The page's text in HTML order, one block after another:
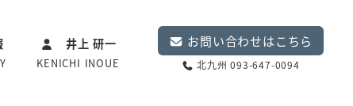
井上 研一
KENICHI INOUE
お問い合わせはこちら
北九州 093-647-0094